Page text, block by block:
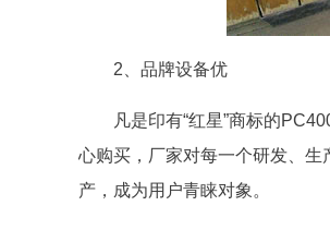
2、品牌设备优
凡是印有“红星”商标的
心购买，厂家对每一个研发、
产，成为用户青睐对象。